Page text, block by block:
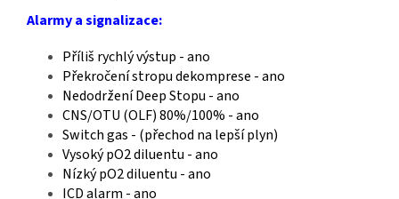
Alarmy a signalizace:
Příliš rychlý výstup - ano
Překročení stropu dekomprese - ano
Nedodržení Deep Stopu - ano
CNS/OTU (OLF) 80%/100% - ano
Switch gas - (přechod na lepší plyn)
Vysoký pO2 diluentu - ano
Nízký pO2 diluentu - ano
ICD alarm - ano